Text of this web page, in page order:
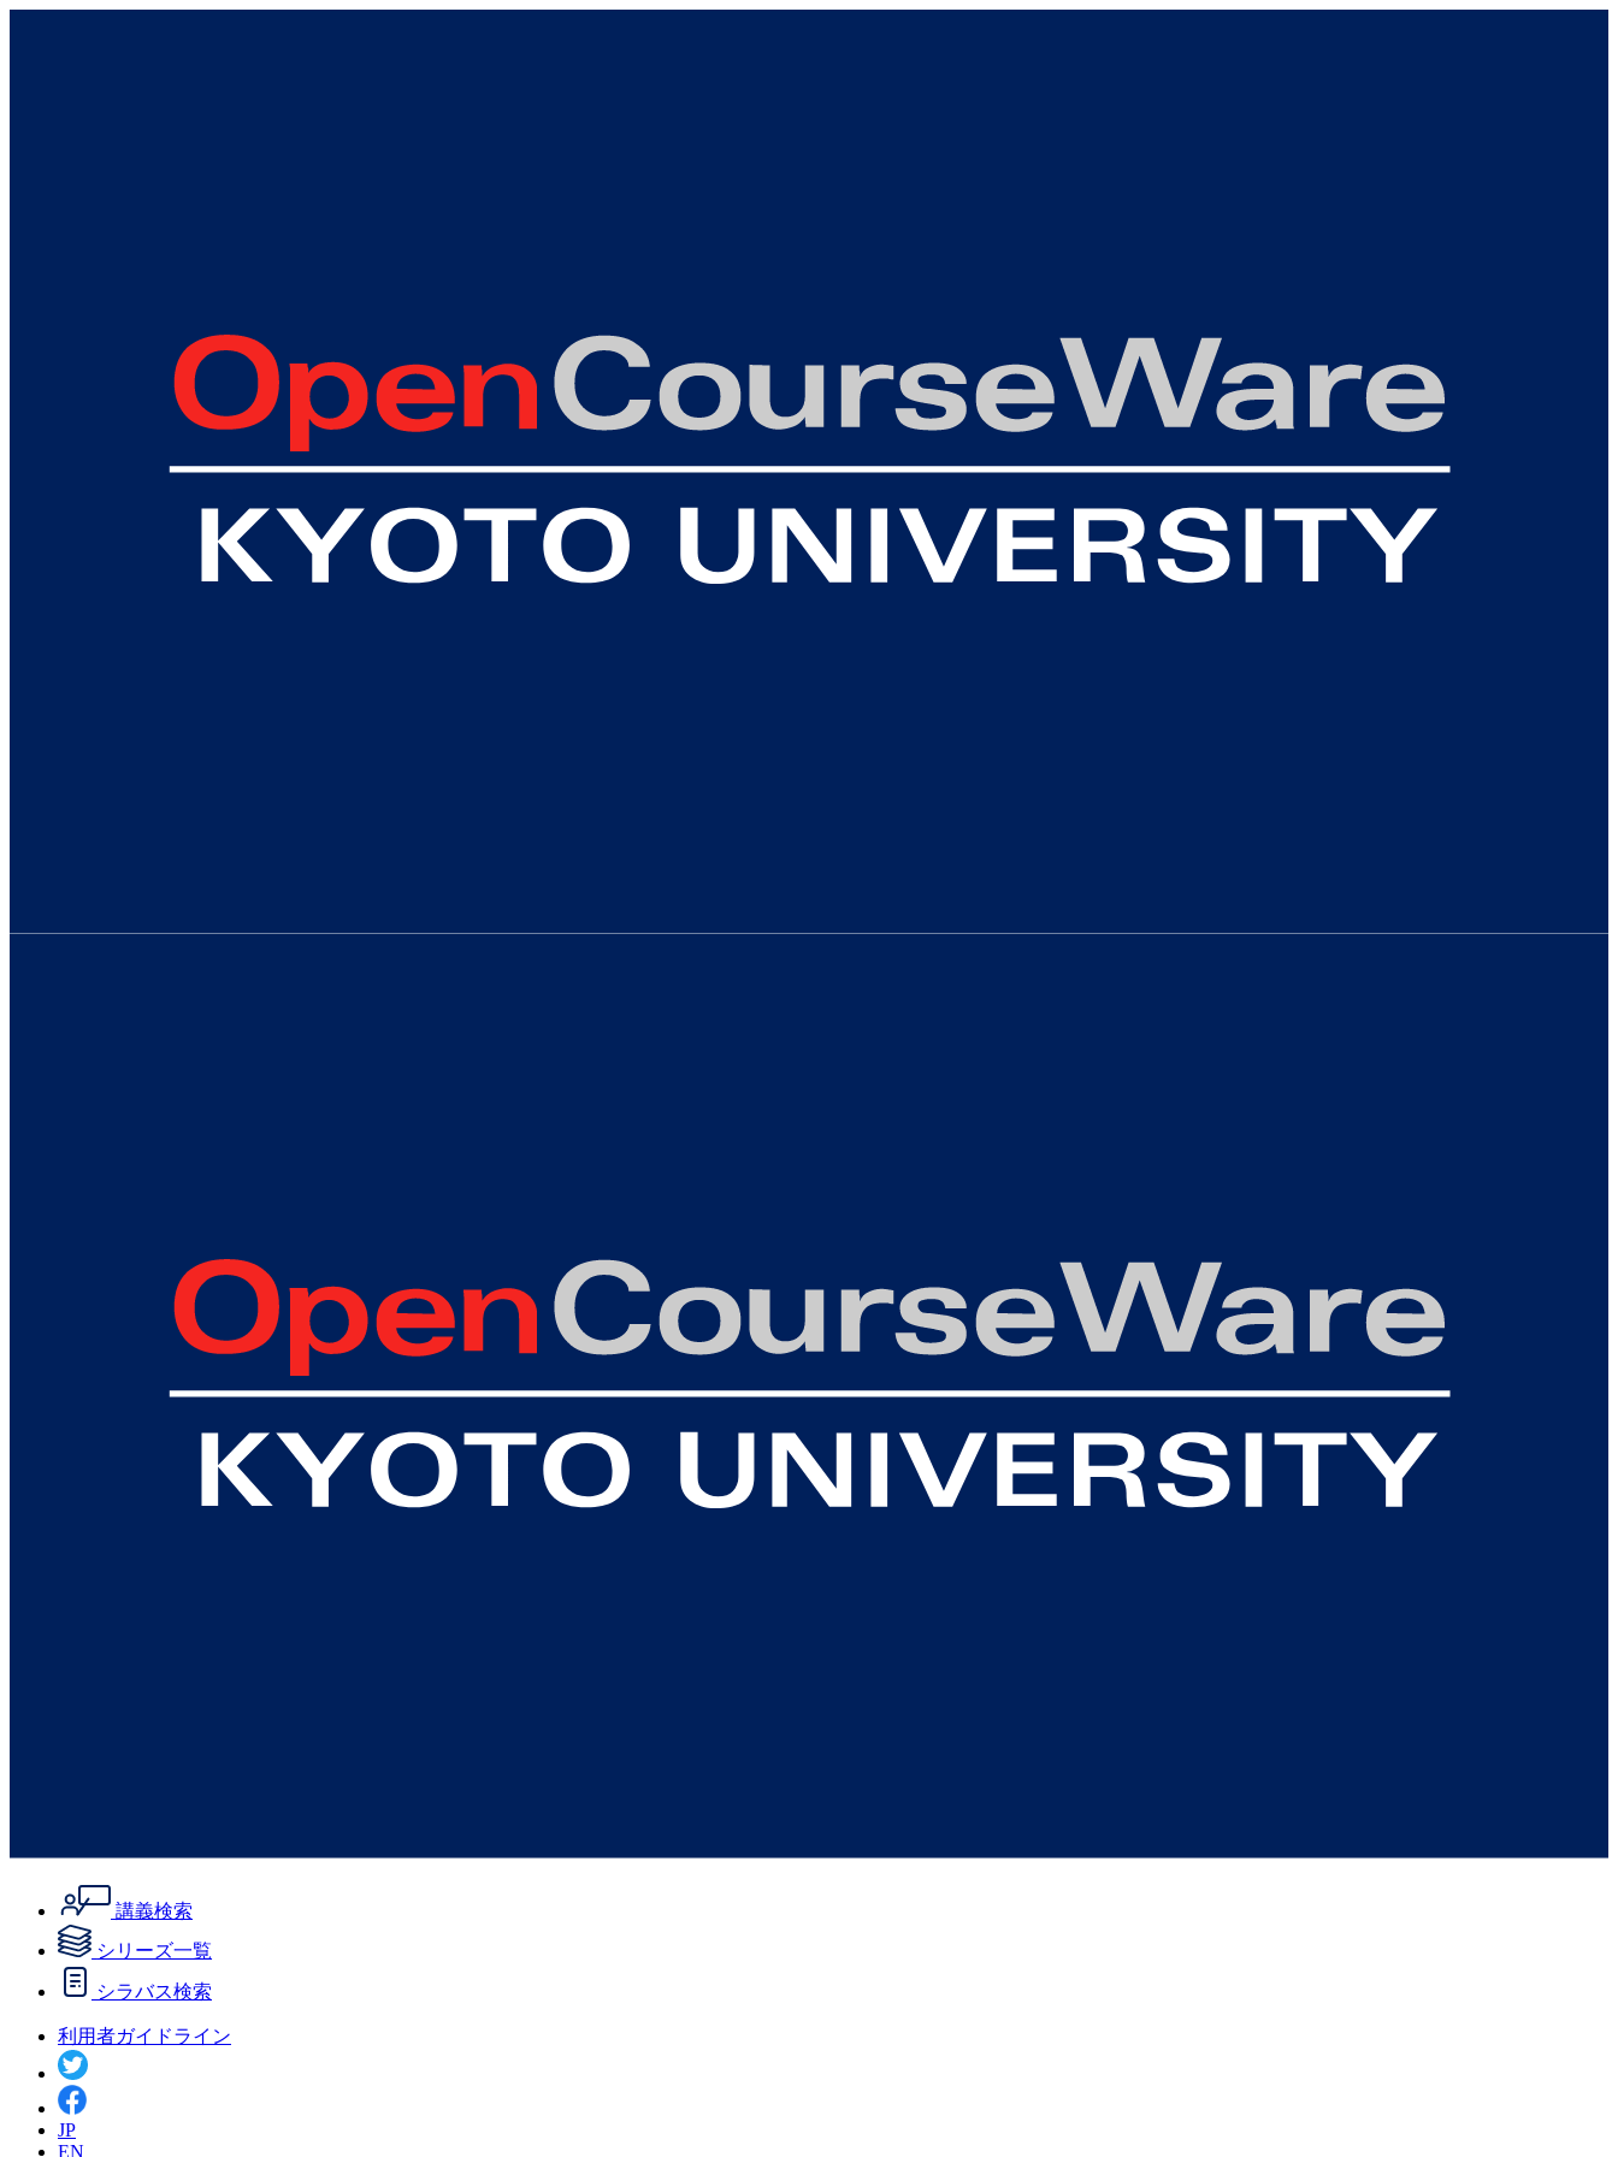
講義検索
シリーズ一覧
シラバス検索
利用者ガイドライン
JP
EN